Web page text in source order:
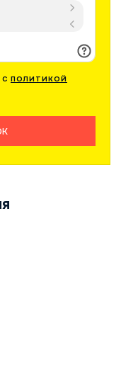
ПОЛИТИКОЙ